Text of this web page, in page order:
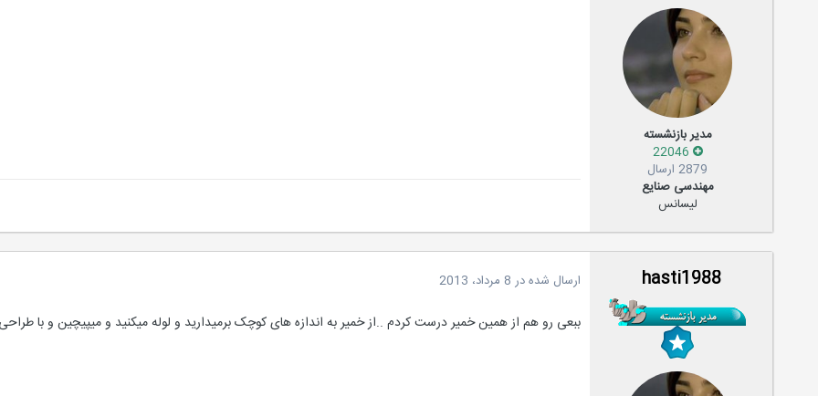
مدیر بازنشسته
2879 ارسال
مهندسی صنایع
لیسانس
hasti1988 ارسال شده در 8 مرداد، 2013
ببعی رو هم از همین خمیر درست کردم ..از خمیر به اندازه های کوچک برمیدارید و لوله میکنید و میپیچین و با